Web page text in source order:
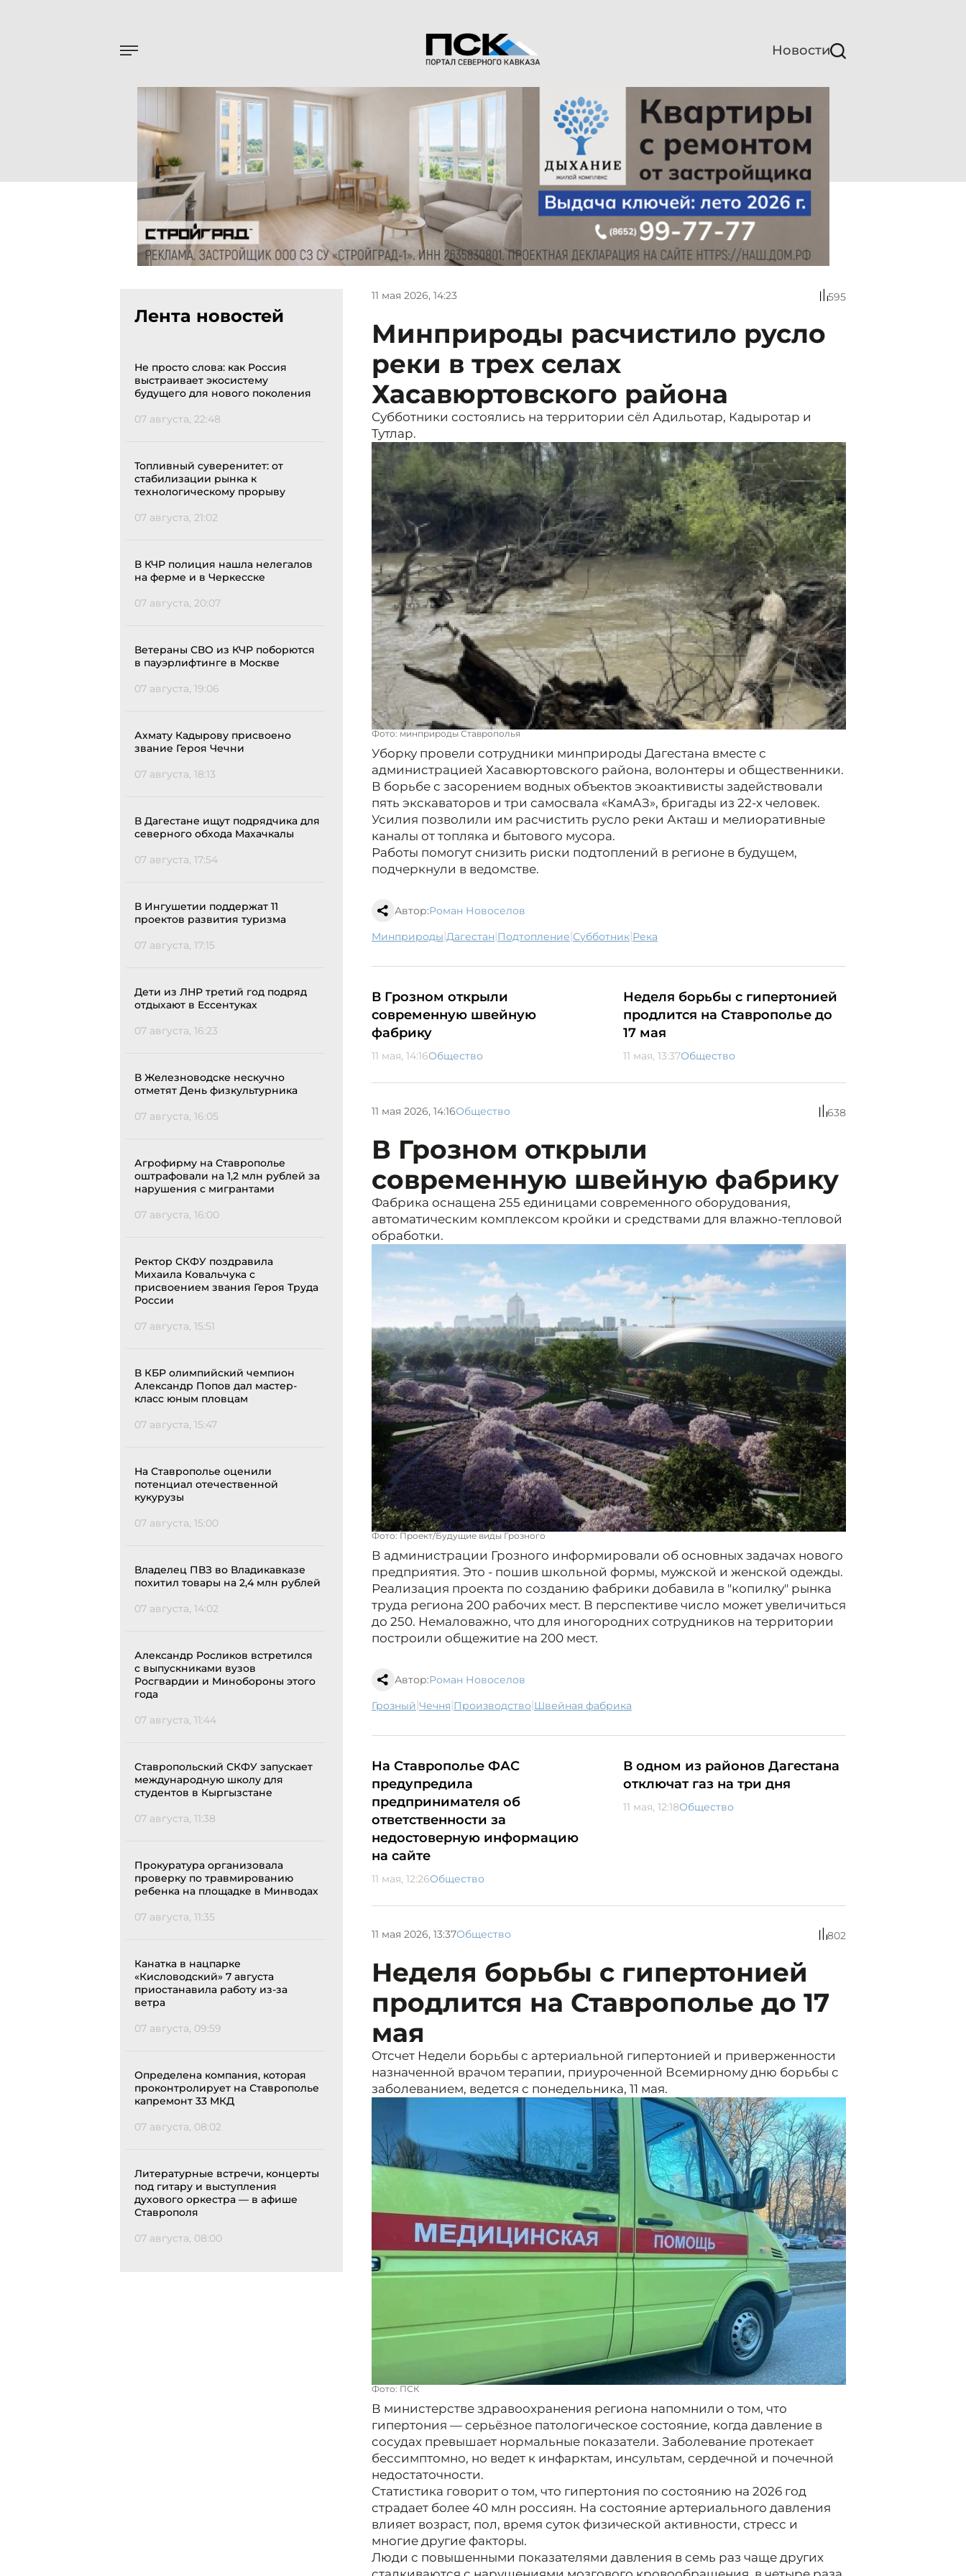
Новости
Лента новостей
Не просто слова: как Россия
выстраивает экосистему
будущего для нового поколения
07 августа, 22:48
Топливный суверенитет: от
стабилизации рынка к
технологическому прорыву
07 августа, 21:02
В КЧР полиция нашла нелегалов
на ферме и в Черкесске
07 августа, 20:07
Ветераны СВО из КЧР поборются
в пауэрлифтинге в Москве
07 августа, 19:06
Ахмату Кадырову присвоено
звание Героя Чечни
07 августа, 18:13
В Дагестане ищут подрядчика для
северного обхода Махачкалы
07 августа, 17:54
В Ингушетии поддержат 11
проектов развития туризма
07 августа, 17:15
Дети из ЛНР третий год подряд
отдыхают в Ессентуках
07 августа, 16:23
В Железноводске нескучно
отметят День физкультурника
07 августа, 16:05
Агрофирму на Ставрополье
оштрафовали на 1,2 млн рублей за
нарушения с мигрантами
07 августа, 16:00
Ректор СКФУ поздравила
Михаила Ковальчука с
присвоением звания Героя Труда
России
07 августа, 15:51
В КБР олимпийский чемпион
Александр Попов дал мастер-
класс юным пловцам
07 августа, 15:47
На Ставрополье оценили
потенциал отечественной
кукурузы
07 августа, 15:00
Владелец ПВЗ во Владикавказе
похитил товары на 2,4 млн рублей
07 августа, 14:02
Александр Росликов встретился
с выпускниками вузов
Росгвардии и Минобороны этого
года
07 августа, 11:44
Ставропольский СКФУ запускает
международную школу для
студентов в Кыргызстане
07 августа, 11:38
Прокуратура организовала
проверку по травмированию
ребенка на площадке в Минводах
07 августа, 11:35
Канатка в нацпарке
«Кисловодский» 7 августа
приостанавила работу из-за
ветра
07 августа, 09:59
Определена компания, которая
проконтролирует на Ставрополье
капремонт 33 МКД
07 августа, 08:02
Литературные встречи, концерты
под гитару и выступления
духового оркестра — в афише
Ставрополя
07 августа, 08:00
11 мая 2026, 14:23 595
Минприроды расчистило русло
реки в трех селах
Хасавюртовского района
Субботники состоялись на территории сёл Адильотар, Кадыротар и
Тутлар.
Фото: минприроды Ставрополья
Уборку провели сотрудники минприроды Дагестана вместе с
администрацией Хасавюртовского района, волонтеры и общественники.
В борьбе с засорением водных объектов экоактивисты задействовали
пять экскаваторов и три самосвала «КамАЗ», бригады из 22-х человек.
Усилия позволили им расчистить русло реки Акташ и мелиоративные
каналы от топляка и бытового мусора.
Работы помогут снизить риски подтоплений в регионе в будущем,
подчеркнули в ведомстве.
Автор:Роман Новоселов
минприроды| Дагестан| подтопление| субботник| река
В Грозном открыли
современную швейную
фабрику
11 мая, 14:16Общество
Неделя борьбы с гипертонией
продлится на Ставрополье до
17 мая
11 мая, 13:37Общество
11 мая 2026, 14:16Общество 638
В Грозном открыли
современную швейную фабрику
Фабрика оснащена 255 единицами современного оборудования,
автоматическим комплексом кройки и средствами для влажно-тепловой
обработки.
Фото: Проект/Будущие виды Грозного
В администрации Грозного информировали об основных задачах нового
предприятия. Это - пошив школьной формы, мужской и женской одежды.
Реализация проекта по созданию фабрики добавила в "копилку" рынка
труда региона 200 рабочих мест. В перспективе число может увеличиться
до 250. Немаловажно, что для иногородних сотрудников на территории
построили общежитие на 200 мест.
Автор:Роман Новоселов
Грозный| Чечня| производство| швейная фабрика
На Ставрополье ФАС
предупредила
предпринимателя об
ответственности за
недостоверную информацию
на сайте
11 мая, 12:26Общество
В одном из районов Дагестана
отключат газ на три дня
11 мая, 12:18Общество
11 мая 2026, 13:37Общество 802
Неделя борьбы с гипертонией
продлится на Ставрополье до 17
мая
Отсчет Недели борьбы с артериальной гипертонией и приверженности
назначенной врачом терапии, приуроченной Всемирному дню борьбы с
заболеванием, ведется с понедельника, 11 мая.
Фото: ПСК
В министерстве здравоохранения региона напомнили о том, что
гипертония — серьёзное патологическое состояние, когда давление в
сосудах превышает нормальные показатели. Заболевание протекает
бессимптомно, но ведет к инфарктам, инсультам, сердечной и почечной
недостаточности.
Статистика говорит о том, что гипертония по состоянию на 2026 год
страдает более 40 млн россиян. На состояние артериального давления
влияет возраст, пол, время суток физической активности, стресс и
многие другие факторы.
Люди с повышенными показателями давления в семь раз чаще других